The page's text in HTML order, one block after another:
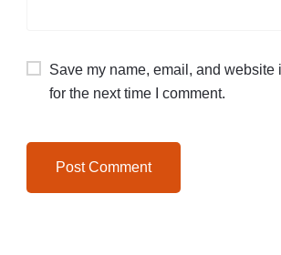
Save my name, email, and website
for the next time I comment.